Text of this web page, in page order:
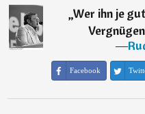
„Wer ihn je
―
Facebook